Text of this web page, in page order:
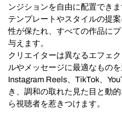
ンジションを自由に配置でき
テンプレートやスタイルの提
性が保たれ、すべての作品に
与えます。
クリエイターは異なるエフェ
ルやメッセージに最適なもの
Instagram Reels、TikTok、
き、調和の取れた見た目と動
ら視聴者を惹きつけます。